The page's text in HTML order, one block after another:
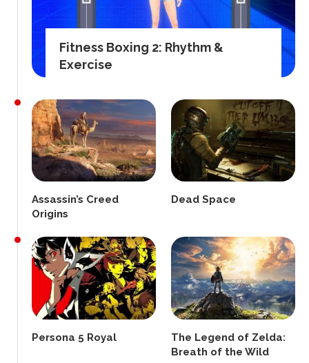
Fitness Boxing 2: Rhythm &
Exercise
Assassin’s Creed
Origins
Dead Space
Persona 5 Royal
The Legend of Zelda:
Breath of the Wild